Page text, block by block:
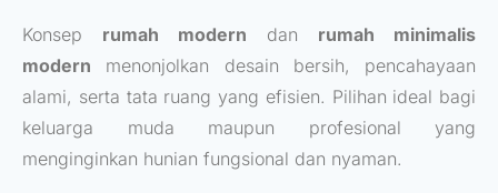
Konsep rumah modern dan rumah minimalis
modern menonjolkan desain bersih, pencahayaan
alami, serta tata ruang yang efisien. Pilihan ideal bagi
keluarga muda maupun profesional yang
menginginkan hunian fungsional dan nyaman.